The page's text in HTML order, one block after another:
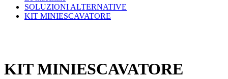
SOLUZIONI ALTERNATIVE
KIT MINIESCAVATORE
KIT MINIESCAVATORE